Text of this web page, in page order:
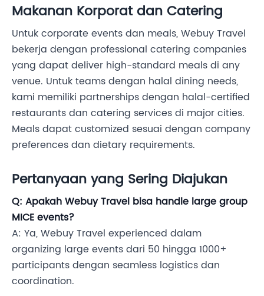
Makanan Korporat dan Catering
Untuk corporate events dan meals, Webuy Travel
bekerja dengan professional catering companies
yang dapat deliver high-standard meals di any
venue. Untuk teams dengan halal dining needs,
kami memiliki partnerships dengan halal-certified
restaurants dan catering services di major cities.
Meals dapat customized sesuai dengan company
preferences dan dietary requirements.
Pertanyaan yang Sering Diajukan
Q: Apakah Webuy Travel bisa handle large group
MICE events?
A: Ya, Webuy Travel experienced dalam
organizing large events dari 50 hingga 1000+
participants dengan seamless logistics dan
coordination.